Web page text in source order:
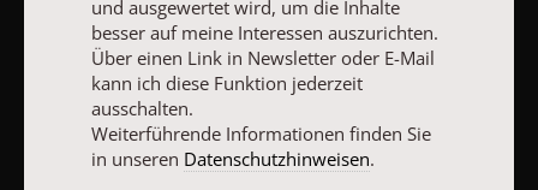
und ausgewertet wird, um die Inhalte
besser auf meine Interessen auszurichten.
Über einen Link in Newsletter oder E-Mail
kann ich diese Funktion jederzeit
ausschalten.
Weiterführende Informationen finden Sie
in unseren Datenschutzhinweisen.